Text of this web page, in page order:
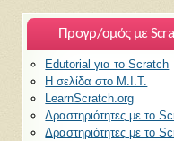
Προγρ/σμός με
Edutorial για το Scratch
H σελίδα στο M.I.T.
LearnScratch.org
Δραστηριότητες με το
Δραστηριότητες με το